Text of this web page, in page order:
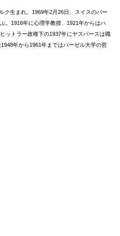
ク生まれ。1969年2月26日、スイスのバー
。1916年に心理学教授、1921年からはハ
ットラー政権下の1937年にヤスパースは職
年から1961年まではバーゼル大学の哲